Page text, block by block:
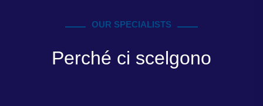
OUR SPECIALISTS
Perché ci scelgono